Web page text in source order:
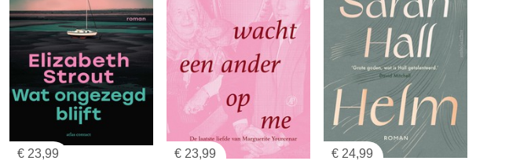
€ 23,99 € 23,99 € 24,99